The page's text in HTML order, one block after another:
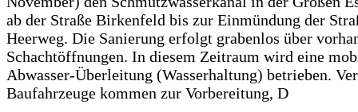
ab der Straße Birkenfeld bis zur Einmündung der
Heerweg. Die Sanierung erfolgt grabenlos über
Schachtöffnungen. In diesem Zeitraum wird eine
Abwasser-Überleitung (Wasserhaltung) betrieben.
Baufahrzeuge kommen zur Vorbereitung, D